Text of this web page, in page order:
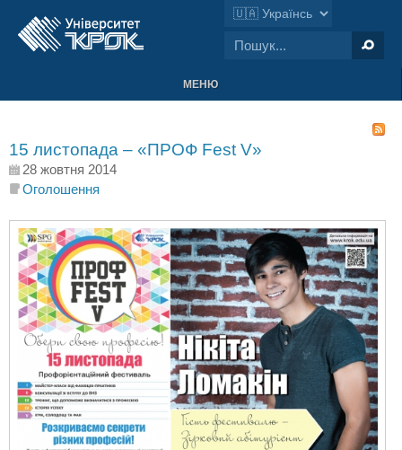
МЕНЮ
15 листопада – «ПРОФ Fest V»
28 жовтня 2014
Оголошення